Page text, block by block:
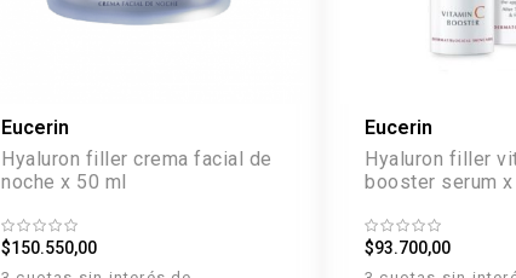
Eucerin
Hyaluron filler crema facial de
noche x 50 ml
$150.550,00
Eucerin
Hyaluron filler
booster serum
$93.700,00